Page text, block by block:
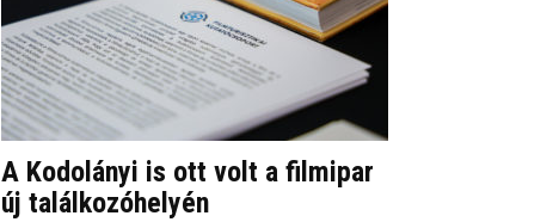
A Kodolányi is ott volt a filmipar
új találkozóhelyén